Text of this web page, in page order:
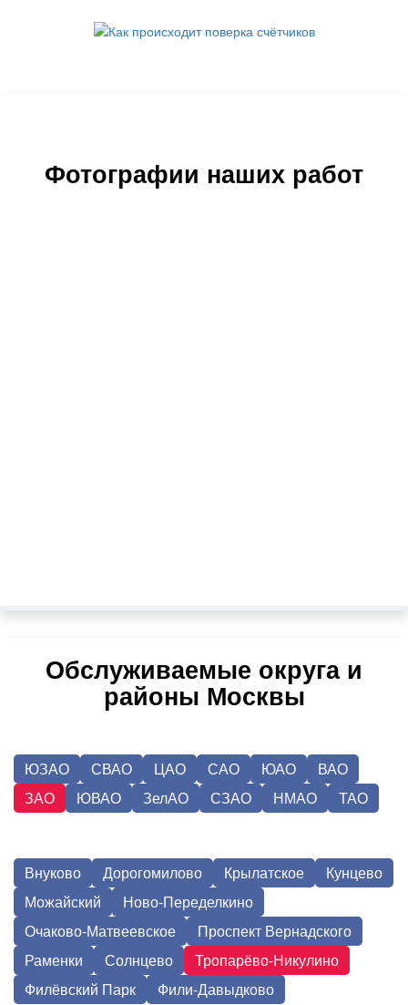
Поверка счётчиков воды
Фотографии наших работ
Обслуживаемые округа и
районы Москвы
ЮЗАО СВАО ЦАО САО ЮАО
ВАО
ЗАО
ЮВАО ЗелАО СЗАО НМАО ТАО
Внуково Дорогомилово Крылатское
Кунцево
Можайский
Ново-Переделкино
Очаково-Матвеевское
Проспект Вернадского
Раменки
Солнцево
Тропарёво-Никулино
Филёвский Парк
Фили-Давыдково